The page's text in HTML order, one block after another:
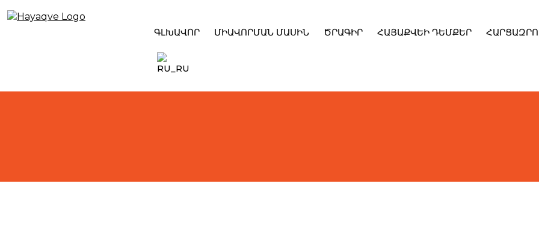
to
ԳԼԽԱՎՈՐ ՄԻԱՎՈՐՄԱՆ ՄԱՍԻՆ ԾՐԱԳԻՐ ՀԱՅԱՔՎԵԻ ԴԵՄՔԵՐ